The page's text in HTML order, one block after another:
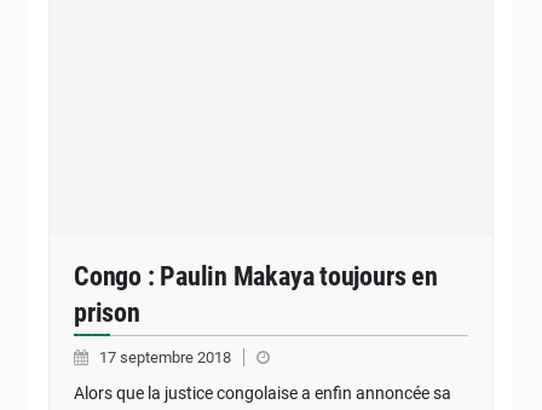
Congo : Paulin Makaya toujours en
prison
17 septembre 2018
Alors que la justice congolaise a enfin annoncée sa